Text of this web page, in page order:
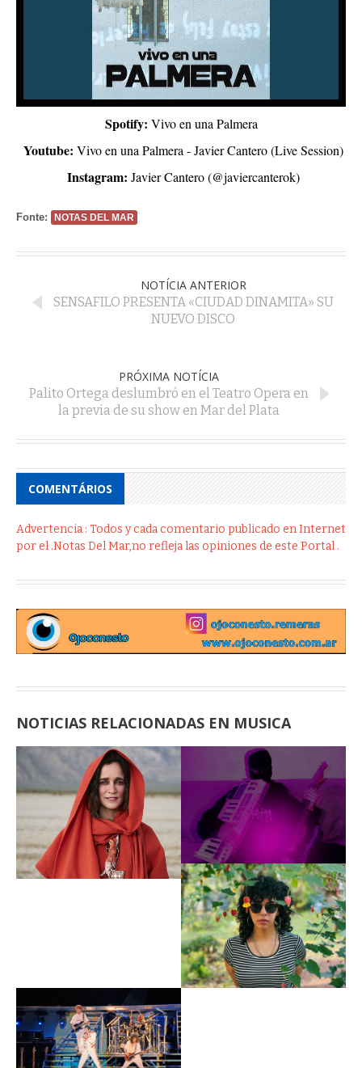
Spotify: Vivo en una Palmera
Youtube: Vivo en una Palmera - Javier Cantero (Live Session)
Instagram: Javier Cantero (@javiercanterok)
Fonte: NOTAS DEL MAR
NOTÍCIA ANTERIOR
SENSAFILO PRESENTA «CIUDAD DINAMITA» SU
NUEVO DISCO
PRÓXIMA NOTÍCIA
Palito Ortega deslumbró en el Teatro Opera en
la previa de su show en Mar del Plata
COMENTÁRIOS
Advertencia : Todos y cada comentario publicado en Internet
por el .Notas Del Mar,no refleja las opiniones de este Portal .
NOTICIAS RELACIONADAS EN MUSICA